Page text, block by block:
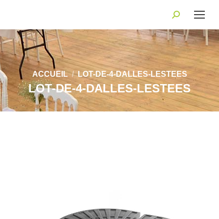
Recherche
:
Vous êtes ici :
ACCUEIL LOT-DE-4-DALLES-LESTEES
LOT-DE-4-DALLES-LESTEES